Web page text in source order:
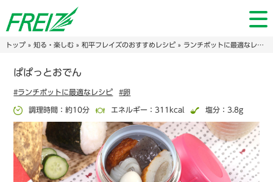
トップ» 知る・楽しむ» 和平フレイズのおすすめレシピ» ランチポットに最適なレシピ
ぱぱっとおでん
#ランチポットに最適なレシピ #卵
調理時間：約10分 エネルギー：311kcal 塩分：3.8g